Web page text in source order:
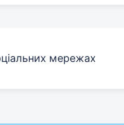
мережах